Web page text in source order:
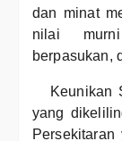
dan minat
nilai
berpasukan,
Keunikan
yang